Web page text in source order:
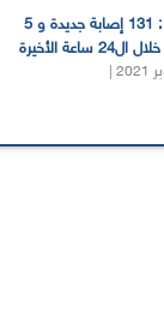
كورونا : 131 إصابة جديدة و 5
ساعة الأخيرة